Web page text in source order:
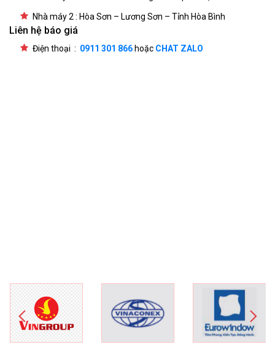
Nhà máy 2 : Hòa Sơn – Lương Sơn – Tỉnh Hòa Bình
Liên hệ báo giá
Điện thoại : 0911 301 866 hoặc CHAT ZALO